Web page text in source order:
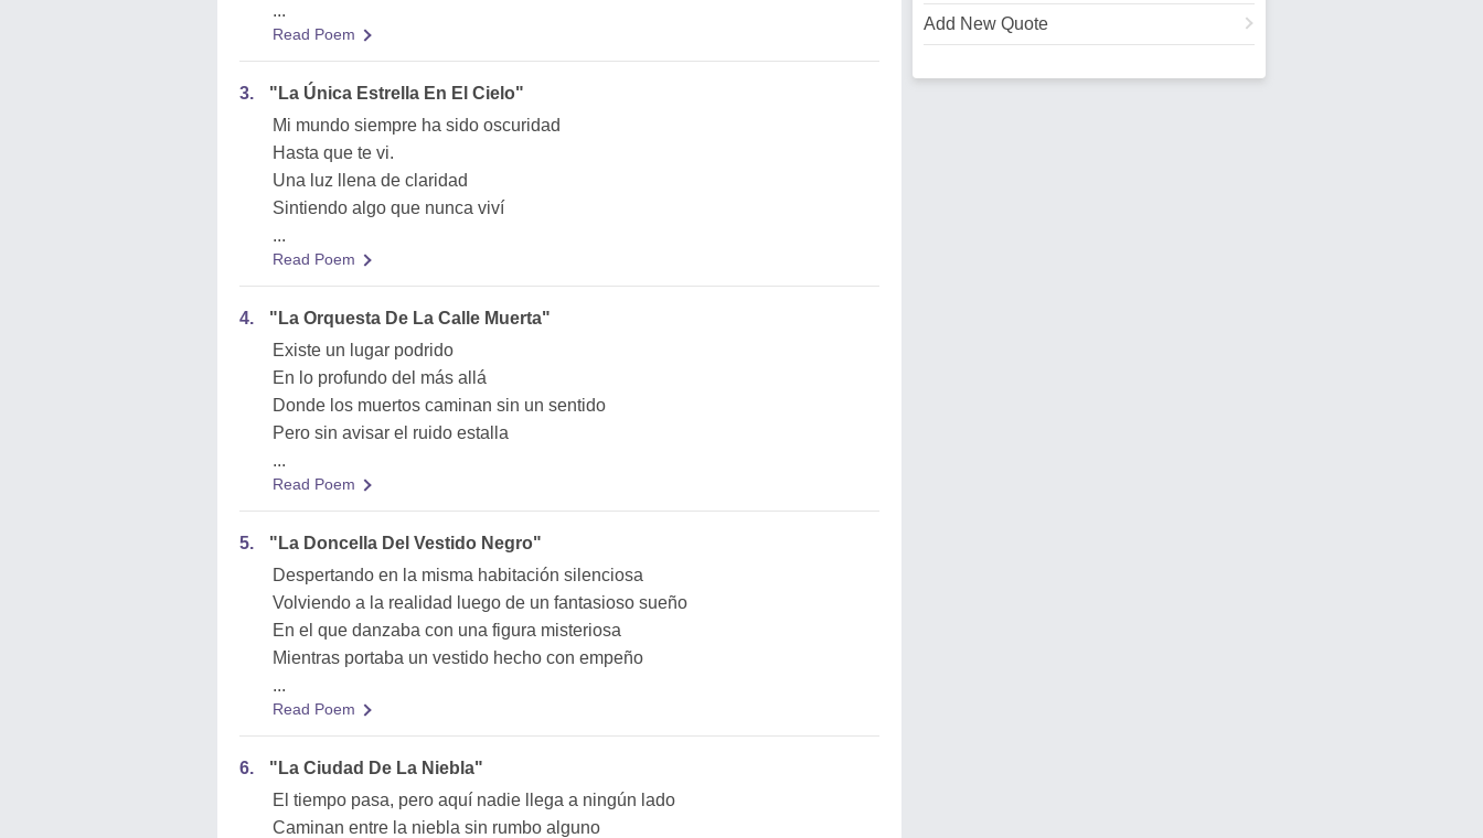
...
Read Poem
3.
"La Única Estrella En El Cielo"
Mi mundo siempre ha sido oscuridad
Hasta que te vi.
Una luz llena de claridad
Sintiendo algo que nunca viví
...
Read Poem
4.
"La Orquesta De La Calle Muerta"
Existe un lugar podrido
En lo profundo del más allá
Donde los muertos caminan sin un sentido
Pero sin avisar el ruido estalla
...
Read Poem
5.
"La Doncella Del Vestido Negro"
Despertando en la misma habitación silenciosa
Volviendo a la realidad luego de un fantasioso sueño
En el que danzaba con una figura misteriosa
Mientras portaba un vestido hecho con empeño
...
Read Poem
6.
"La Ciudad De La Niebla"
El tiempo pasa, pero aquí nadie llega a ningún lado
Caminan entre la niebla sin rumbo alguno
Add New Quote